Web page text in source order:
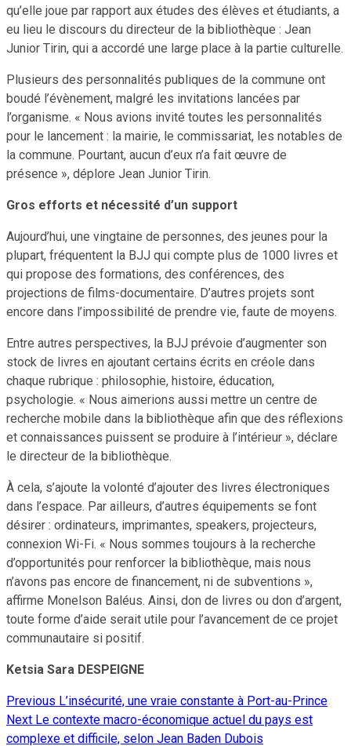
qu’elle joue par rapport aux études des élèves et étudiants, a
eu lieu le discours du directeur de la bibliothèque : Jean
Junior Tirin, qui a accordé une large place à la partie culturelle.
Plusieurs des personnalités publiques de la commune ont
boudé l’évènement, malgré les invitations lancées par
l’organisme. « Nous avions invité toutes les personnalités
pour le lancement : la mairie, le commissariat, les notables de
la commune. Pourtant, aucun d’eux n’a fait œuvre de
présence », déplore Jean Junior Tirin.
Gros efforts et nécessité d’un support
Aujourd’hui, une vingtaine de personnes, des jeunes pour la
plupart, fréquentent la BJJ qui compte plus de 1000 livres et
qui propose des formations, des conférences, des
projections de films-documentaire. D’autres projets sont
encore dans l’impossibilité de prendre vie, faute de moyens.
Entre autres perspectives, la BJJ prévoie d’augmenter son
stock de livres en ajoutant certains écrits en créole dans
chaque rubrique : philosophie, histoire, éducation,
psychologie. « Nous aimerions aussi mettre un centre de
recherche mobile dans la bibliothèque afin que des réflexions
et connaissances puissent se produire à l’intérieur », déclare
le directeur de la bibliothèque.
À cela, s’ajoute la volonté d’ajouter des livres électroniques
dans l’espace. Par ailleurs, d’autres équipements se font
désirer : ordinateurs, imprimantes, speakers, projecteurs,
connexion Wi-Fi. « Nous sommes toujours à la recherche
d’opportunités pour renforcer la bibliothèque, mais nous
n’avons pas encore de financement, ni de subventions »,
affirme Monelson Baléus. Ainsi, don de livres ou don d’argent,
toute forme d’aide serait utile pour l’avancement de ce projet
communautaire si positif.
Ketsia Sara DESPEIGNE
Continue
Reading
Previous L’insécurité, une vraie constante à Port-au-Prince
Next Le contexte macro-économique actuel du pays est
complexe et difficile, selon Jean Baden Dubois